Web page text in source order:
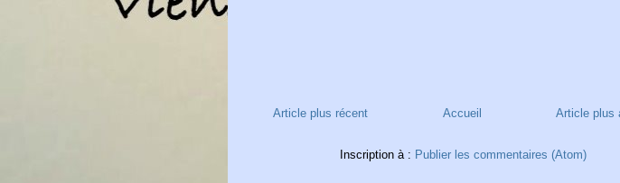
Article plus récent Article plus
Accueil
Inscription à : Publier les commentaires (Atom)